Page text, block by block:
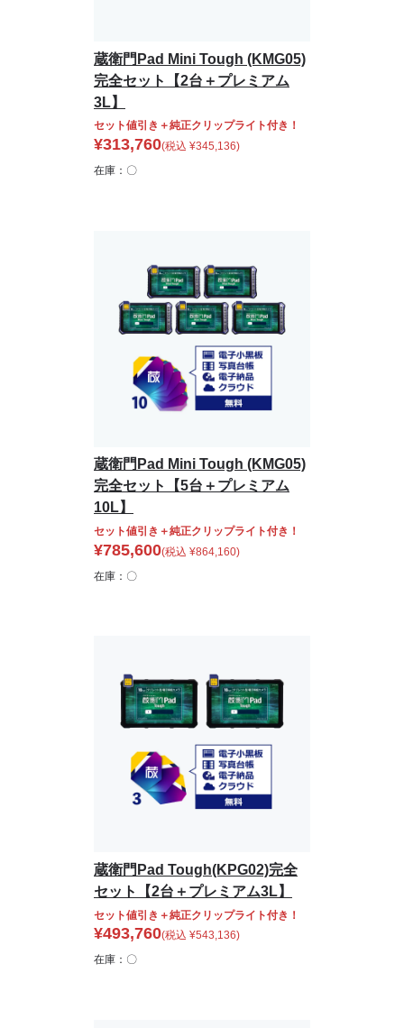
蔵衛門Pad Mini Tough (KMG05)
完全セット【2台＋プレミアム
3L】
セット値引き＋純正クリップライト付き！
¥313,760(税込 ¥345,136)
在庫：〇
蔵衛門Pad Mini Tough (KMG05)
完全セット【5台＋プレミアム
10L】
セット値引き＋純正クリップライト付き！
¥785,600(税込 ¥864,160)
在庫：〇
蔵衛門Pad Tough(KPG02)完全
セット【2台＋プレミアム3L】
セット値引き＋純正クリップライト付き！
¥493,760(税込 ¥543,136)
在庫：〇